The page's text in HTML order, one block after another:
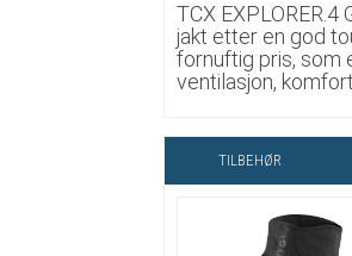
TCX
jakt etter en god
fornuftig pris, som
ventilasjon,
TILBEHØR